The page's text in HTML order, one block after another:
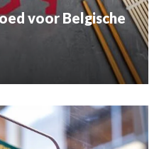
voor Belgische